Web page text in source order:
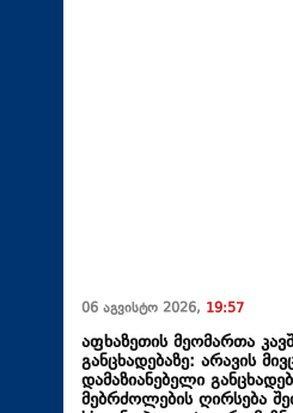
06 აგვისტო 2026, 19:57
აფხაზეთის მეომართა
განცხადებაზე: არავის
დამაზიანებელი
მებრძოლების ღირსება